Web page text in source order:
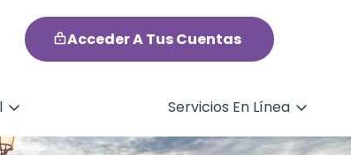
Acceder A Tus Cuentas
Servicios En Línea